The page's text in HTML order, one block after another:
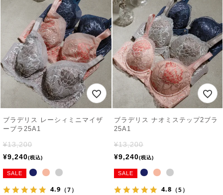
ブラデリス レーシィミニマイザ
ーブラ25A1
¥13,200
¥9,240 税込
SALE
4.9 （7）
ブラデリス ナオミステップ2ブラ
25A1
¥13,200
¥9,240 税込
SALE
4.8 （5）